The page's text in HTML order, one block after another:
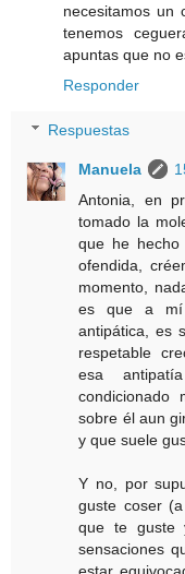
necesitamos un
tenemos
apuntas que no
Responder
Respuestas
Manuela
Antonia, en
tomado la
que he
ofendida,
momento,
es que a mí
antipática, es
respetable
esa
sobre él aun
y que suele
Y no, por
guste coser
que te guste
sensaciones